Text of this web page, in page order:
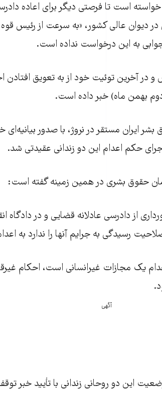
است تا فرصتی دیگر برای اعاده
دیوان عالی کشور، «به سرعت از رئیس
آخرین توئیت خود از به ‌تعویق افتادن
(دوم بهمن ماه) خبر داده است.
ایران مستقر در نروژ، با صدور
حکم اعدام‌ این دو زندانی عقیدتی شد.
حقوق بشری در همین زمینه گفته است:
از دادرسی عادلانه قضایی و در دادگاه
رسیدگی به جرایم آنها را ندارد به
یک مجازات غیرانسانی است، احکام
آگهی
این دو روحانی زندانی با تأیید خبر